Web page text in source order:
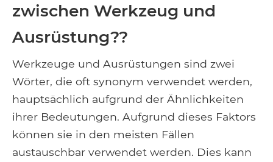
zwischen Werkzeug und
Ausrüstung??
Werkzeuge und Ausrüstungen sind zwei
Wörter, die oft synonym verwendet werden,
hauptsächlich aufgrund der Ähnlichkeiten
ihrer Bedeutungen. Aufgrund dieses Faktors
können sie in den meisten Fällen
austauschbar verwendet werden. Dies kann